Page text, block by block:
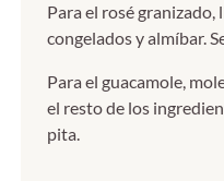
Para el rosé
congelados y almíbar.
Para el guacamole,
el resto de los
pita.